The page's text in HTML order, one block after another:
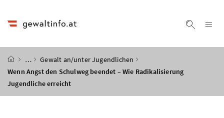
Startseite
…
Gewalt an/unter Jugendlichen
Wenn Angst den Schulweg beendet – Wie Radikalisierung
Jugendliche erreicht